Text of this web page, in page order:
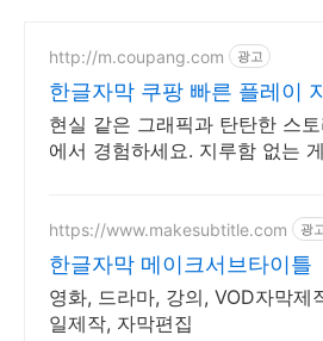
http://m.coupang.com 광고
한글자막 쿠팡 빠른 플레이
현실 같은 그래픽과 탄탄한 스
에서 경험하세요. 지루함 없는
https://www.makesubtitle.com 광
한글자막 메이크서브타이틀
영화, 드라마, 강의, VOD자막제
일제작, 자막편집